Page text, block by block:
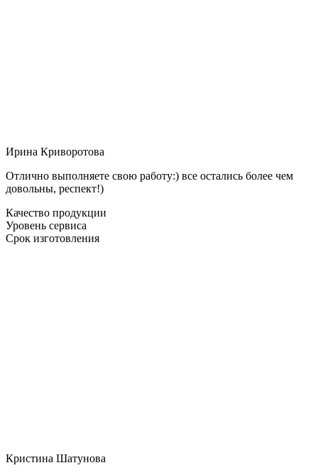
Ирина Криворотова
Отлично выполняете свою работу:) все остались более чем
довольны, респект!)
Качество продукции
Уровень сервиса
Срок изготовления
Кристина Шатунова